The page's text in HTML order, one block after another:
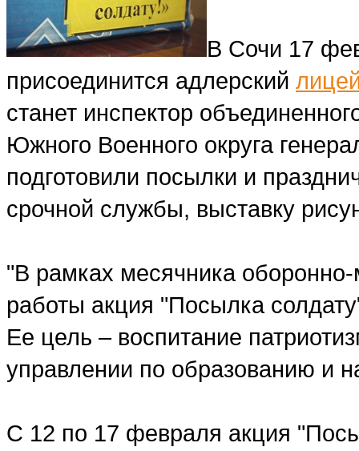
В Сочи 17
присоединится адлерский
станет инспектор
Южного Военного округа
подготовили посылки и
срочной службы, выставку
"В рамках месячника
работы акция "Посылка
Ее цель – воспитание
управлении по образованию и
С 12 по 17 февраля акция